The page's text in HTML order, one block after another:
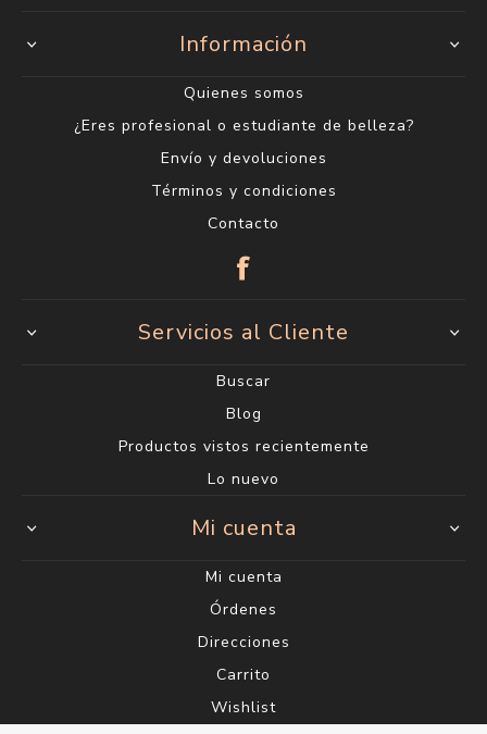
Información
Quienes somos
¿Eres profesional o estudiante de belleza?
Envío y devoluciones
Términos y condiciones
Contacto
Servicios al Cliente
Buscar
Blog
Productos vistos recientemente
Lo nuevo
Mi cuenta
Mi cuenta
Órdenes
Direcciones
Carrito
Wishlist